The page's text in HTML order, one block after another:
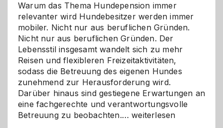
Warum das Thema Hundepension immer
relevanter wird Hundebesitzer werden immer
mobiler. Nicht nur aus beruflichen Gründen.
Nicht nur aus beruflichen Gründen. Der
Lebensstil insgesamt wandelt sich zu mehr
Reisen und flexibleren Freizeitaktivitäten,
sodass die Betreuung des eigenen Hundes
zunehmend zur Herausforderung wird.
Darüber hinaus sind gestiegene Erwartungen an
eine fachgerechte und verantwortungsvolle
Betreuung zu beobachten.…Betreuung
weiterlesen